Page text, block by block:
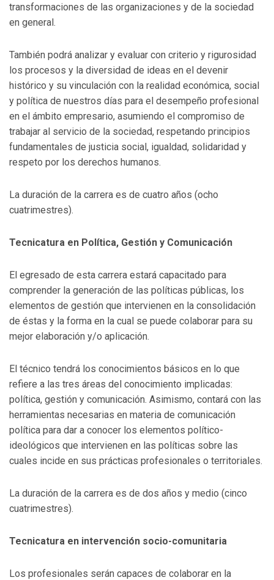
transformaciones de las organizaciones y de la sociedad
en general.
También podrá analizar y evaluar con criterio y rigurosidad
los procesos y la diversidad de ideas en el devenir
histórico y su vinculación con la realidad económica, social
y política de nuestros días para el desempeño profesional
en el ámbito empresario, asumiendo el compromiso de
trabajar al servicio de la sociedad, respetando principios
fundamentales de justicia social, igualdad, solidaridad y
respeto por los derechos humanos.
La duración de la carrera es de cuatro años (ocho
cuatrimestres).
Tecnicatura en Política, Gestión y Comunicación
El egresado de esta carrera estará capacitado para
comprender la generación de las políticas públicas, los
elementos de gestión que intervienen en la consolidación
de éstas y la forma en la cual se puede colaborar para su
mejor elaboración y/o aplicación.
El técnico tendrá los conocimientos básicos en lo que
refiere a las tres áreas del conocimiento implicadas:
política, gestión y comunicación. Asimismo, contará con las
herramientas necesarias en materia de comunicación
política para dar a conocer los elementos político-
ideológicos que intervienen en las políticas sobre las
cuales incide en sus prácticas profesionales o territoriales.
La duración de la carrera es de dos años y medio (cinco
cuatrimestres).
Tecnicatura en intervención socio-comunitaria
Los profesionales serán capaces de colaborar en la